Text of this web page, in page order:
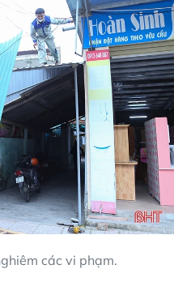
các vi phạm.